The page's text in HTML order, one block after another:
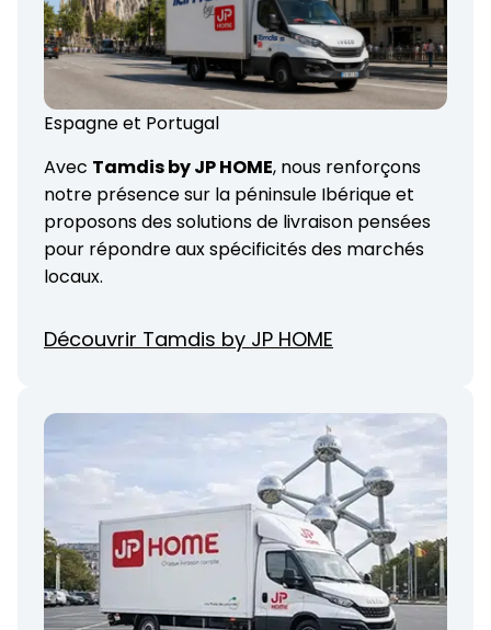
Espagne et Portugal
Avec Tamdis by JP HOME, nous renforçons
notre présence sur la péninsule Ibérique et
proposons des solutions de livraison pensées
pour répondre aux spécificités des marchés
locaux.
Découvrir Tamdis by JP HOME